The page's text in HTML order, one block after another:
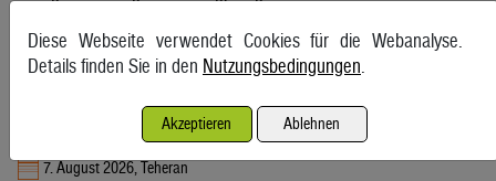
Kleine Zeitung
Schifffahrt in Straße von Hormuz weiterhin massiv
7. August 2026, Teheran
Diese Webseite verwendet Cookies für die Webanalyse.
Details finden Sie in den Nutzungsbedingungen.
Akzeptieren Ablehnen